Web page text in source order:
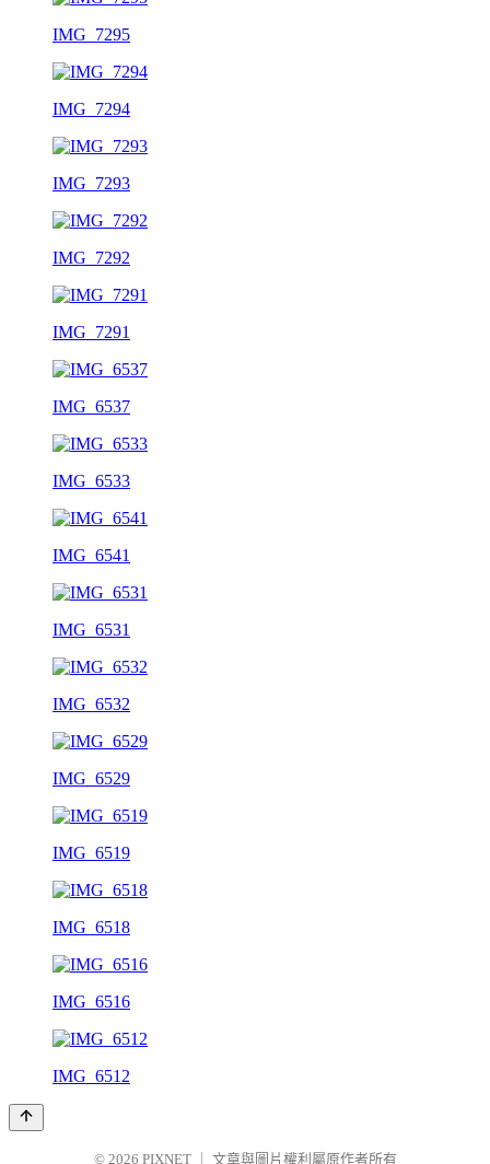
IMG_7295
IMG_7294
IMG_7293
IMG_7292
IMG_7291
IMG_6537
IMG_6533
IMG_6541
IMG_6531
IMG_6532
IMG_6529
IMG_6519
IMG_6518
IMG_6516
IMG_6512
© 2026 PIXNET 文章與圖片權利屬原作者所有